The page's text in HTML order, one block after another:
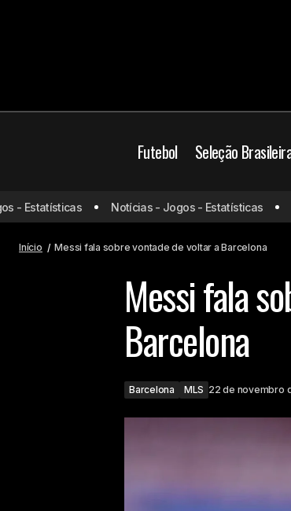
Futebol Seleção
Neymar rebate críticas de Rodri sobre
Vinicius Jr. nas redes sociais
Estatísticas Notícias - Jogos - Estatísticas
Início Messi fala sobre vontade de voltar a Barcelona
Messi fala
Barcelona
Barcelona MLS 22 de novembro